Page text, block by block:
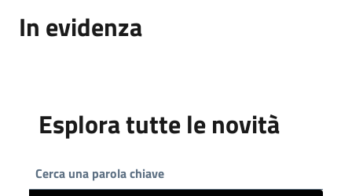
In evidenza
Esplora tutte le novità